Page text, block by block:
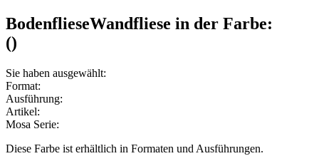
BodenflieseWandfliese in der Farbe:
()
Sie haben ausgewählt:
Format:
Ausführung:
Artikel:
Mosa Serie:
Diese Farbe ist erhältlich in Formaten und Ausführungen.